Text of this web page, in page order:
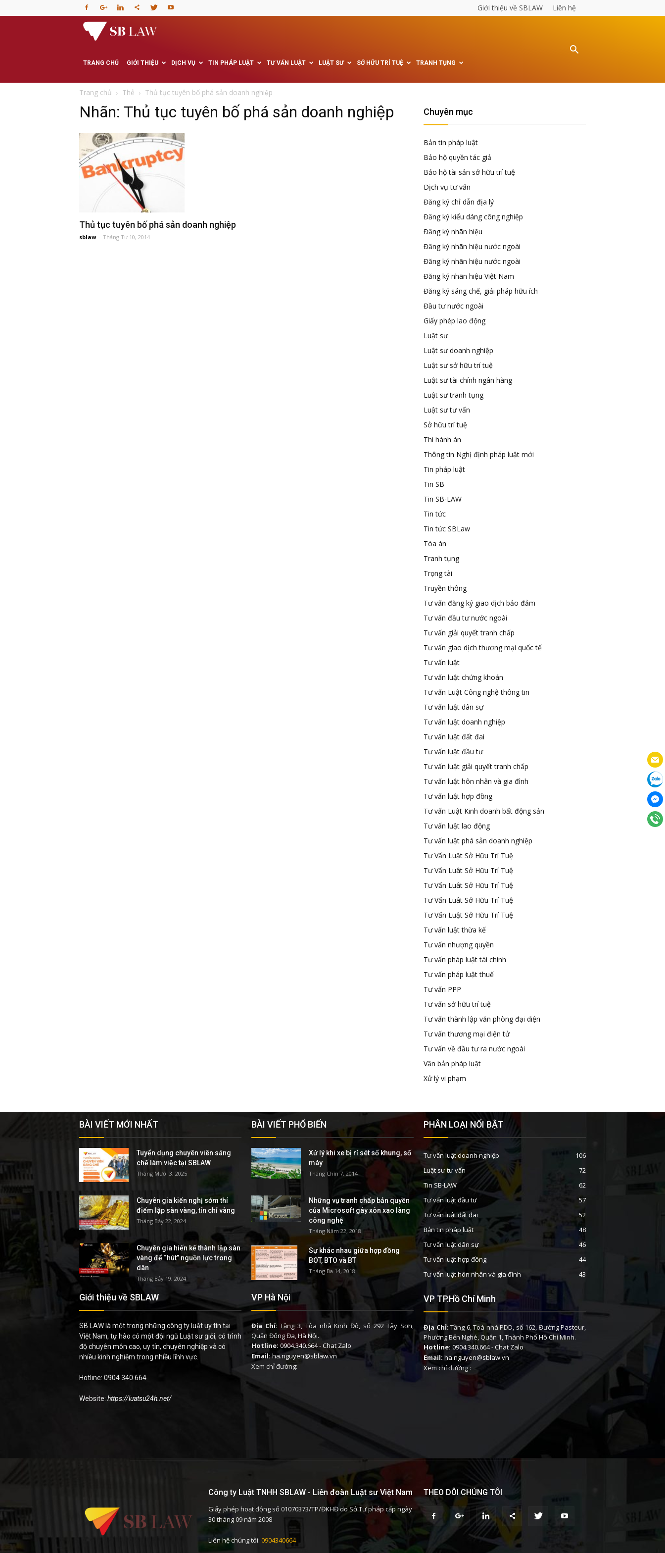
Giới thiệu về SBLAW Liên hệ
phòng
Luật
sư
–
Tư
TRANG CHỦ GIỚI THIỆU DỊCH VỤ TIN PHÁP LUẬT TƯ VẤN LUẬT LUẬT SƯ SỞ HỮU TRÍ TUỆ TRANH TỤNG
Trang chủ Thẻ Thủ tục tuyên bố phá sản doanh nghiệp
Nhãn: Thủ tục tuyên bố phá sản doanh nghiệp
Thủ tục tuyên bố phá sản doanh nghiệp
sblaw - Tháng Tư 10, 2014
Chuyên mục
Bản tin pháp luật
Bảo hộ quyền tác giả
Bảo hộ tài sản sở hữu trí tuệ
Dịch vụ tư vấn
Đăng ký chỉ dẫn địa lý
Đăng ký kiểu dáng công nghiệp
Đăng ký nhãn hiệu
Đăng ký nhãn hiệu nước ngoài
Đăng ký nhãn hiệu nước ngoài
Đăng ký nhãn hiệu Việt Nam
Đăng ký sáng chế, giải pháp hữu ích
Đầu tư nước ngoài
Giấy phép lao động
Luật sư
Luật sư doanh nghiệp
Luật sư sở hữu trí tuệ
Luật sư tài chính ngân hàng
Luật sư tranh tụng
Luật sư tư vấn
Sở hữu trí tuệ
Thi hành án
Thông tin Nghị định pháp luật mới
Tin pháp luật
Tin SB
Tin SB-LAW
Tin tức
Tin tức SBLaw
Tòa án
Tranh tụng
Trọng tài
Truyền thông
Tư vấn đăng ký giao dịch bảo đảm
Tư vấn đầu tư nước ngoài
Tư vấn giải quyết tranh chấp
Tư vấn giao dịch thương mại quốc tế
Tư vấn luật
Tư vấn luật chứng khoán
Tư vấn Luật Công nghệ thông tin
Tư vấn luật dân sự
Tư vấn luật doanh nghiệp
Tư vấn luật đất đai
Tư vấn luật đầu tư
Tư vấn luật giải quyết tranh chấp
Tư vấn luật hôn nhân và gia đình
Tư vấn luật hợp đồng
Tư vấn Luật Kinh doanh bất động sản
Tư vấn luật lao động
Tư vấn luật phá sản doanh nghiệp
Tư Vấn Luật Sở Hữu Trí Tuệ
Tư Vấn Luât Sở Hữu Trí Tuệ
Tư Vấn Luât Sở Hữu Trí Tuệ
Tư Vấn Luât Sở Hữu Trí Tuệ
Tư Vấn Luật Sở Hữu Trí Tuệ
Tư vấn luật thừa kế
Tư vấn nhượng quyền
Tư vấn pháp luật tài chính
Tư vấn pháp luật thuế
Tư vấn PPP
Tư vấn sở hữu trí tuệ
Tư vấn thành lập văn phòng đại diện
Tư vấn thương mại điện tử
Tư vấn về đầu tư ra nước ngoài
Văn bản pháp luật
Xử lý vi phạm
BÀI VIẾT MỚI NHẤT
Tuyển dụng chuyên viên sáng
chế làm việc tại SBLAW
Tháng Mười 3, 2025
Chuyên gia kiến nghị sớm thí
điểm lập sàn vàng, tín chỉ vàng
Tháng Bảy 22, 2024
Chuyên gia hiến kế thành lập sàn
vàng để “hút” nguồn lực trong
dân
Tháng Bảy 19, 2024
Giới thiệu về SBLAW
SB LAW là một trong những công ty luật uy tín tại
Việt Nam, tự hào có một đội ngũ Luật sư giỏi, có trình
độ chuyên môn cao, uy tín, chuyên nghiệp và có
nhiều kinh nghiệm trong nhiều lĩnh vực.
Hotline: 0904 340 664
Website: https://luatsu24h.net/
BÀI VIẾT PHỔ BIẾN
Xử lý khi xe bị rỉ sét số khung, số
máy
Tháng Chín 7, 2014
Những vụ tranh chấp bản quyền
của Microsoft gây xôn xao làng
công nghệ
Tháng Năm 22, 2018
Sự khác nhau giữa hợp đồng
BOT, BTO và BT
Tháng Ba 14, 2018
VP Hà Nội
Địa Chỉ: Tầng 3, Tòa nhà Kinh Đô, số 292 Tây Sơn,
Quận Đống Đa, Hà Nội.
Hotline: 0904.340.664-Chat Zalo
Email:ha.nguyen@sblaw.vn
Xem chỉ đường:
PHÂN LOẠI NỔI BẬT
Tư vấn luật doanh nghiệp
106
Luật sư tư vấn
72
Tin SB-LAW
62
Tư vấn luật đầu tư
57
Tư vấn luật đất đai
52
Bản tin pháp luật
48
Tư vấn luật dân sự
46
Tư vấn luật hợp đồng
44
Tư vấn luật hôn nhân và gia đình
43
VP TP.Hồ Chí Minh
Địa Chỉ: Tầng 6, Toà nhà PDD, số 162, Đường Pasteur,
Phường Bến Nghé, Quận 1, Thành Phố Hồ Chí Minh.
Hotline: 0904.340.664-Chat Zalo
Email: ha.nguyen@sblaw.vn
Xem chỉ đường :
Công ty Luật TNHH SBLAW - Liên đoàn Luật sư Việt Nam
Giấy phép hoạt động số 01070373/TP/ĐKHĐ do Sở Tư pháp cấp ngày
30 tháng 09 năm 2008
Liên hệ chúng tôi: 0904340664
THEO DÕI CHÚNG TÔI